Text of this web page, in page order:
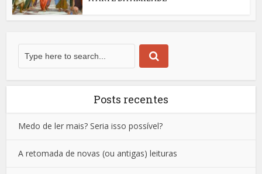
Posts recentes
Medo de ler mais? Seria isso possível?
A retomada de novas (ou antigas) leituras